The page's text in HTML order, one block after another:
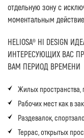
отдельную зону с
моментальным
HELIOSA® HI DESIGN
ИНТЕРЕСУЮЩИХ ВАС
ВАМ ПЕРИОД ВРЕМЕНИ
Жилых пространства,
Рабочих мест как в
Раздевалок,
Террас, открытых